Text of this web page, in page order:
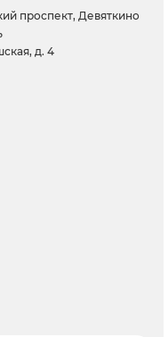
проспект, Девяткино
д. 4